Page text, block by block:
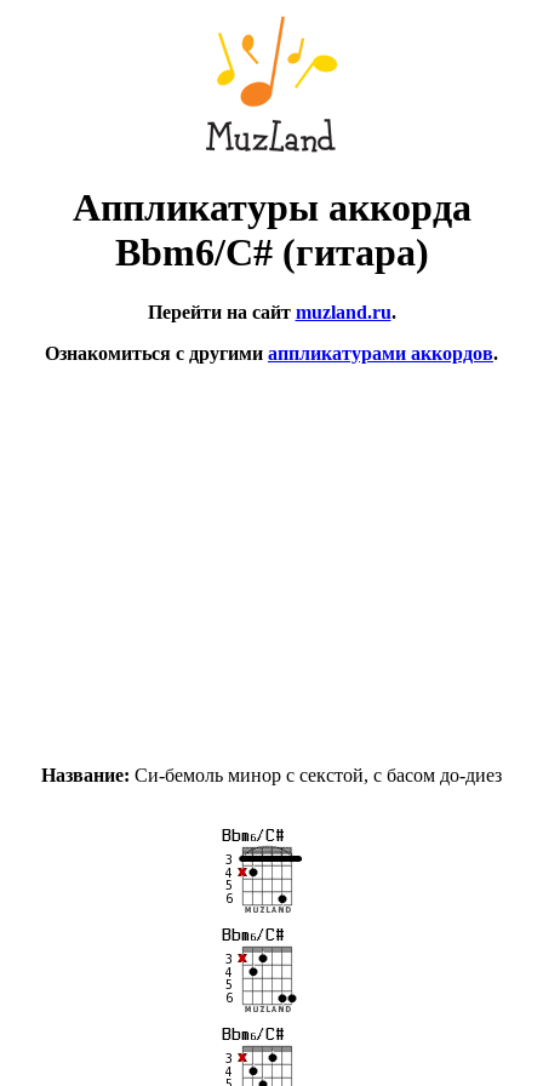
Аппликатуры аккорда
Bbm6/C# (гитара)
Перейти на сайт muzland.ru.
Ознакомиться с другими аппликатурами аккордов.
Название: Си-бемоль минор с секстой, с басом до-диез